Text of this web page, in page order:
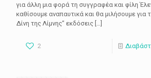
για άλλη μια φορά τη συγγραφέα και φίλη
καθίσουμε αναπαυτικά και θα μιλήσουμε για
Δίνη της Λίμνης’’ εκδόσεις […]
2